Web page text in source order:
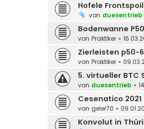
Hofele
von duesentrieb
Bodenwanne P50
von Praktiker »
Zierleisten p50-
von Praktiker »
5. virtueller BTC
von duesentrieb »
Cesenatico 2021
von geier70 »
Konvolut in